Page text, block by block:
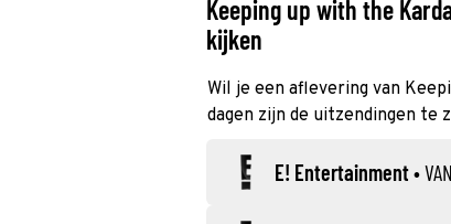
Keeping up with the
kijken
Wil je een aflevering van
dagen zijn de uitzendingen te
E! Entertainment•